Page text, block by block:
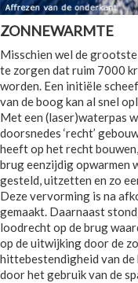
ZONNEWARMTE
Misschien wel de
te zorgen dat ruim 7000
worden. Een initiële
van de boog kan al snel
Met een (laser)waterpas
doorsnedes ‘recht’
heeft op het recht
brug eenzijdig opwarmen
gesteld, uitzetten en zo
Deze vervorming is na
gemaakt. Daarnaast
loodrecht op de brug
op de uitwijking door de
hittebestendigheid van
door het gebruik van de